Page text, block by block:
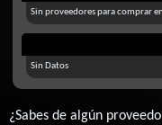
Sin proveedores para comprar
Sin Datos
¿Sabes de algún